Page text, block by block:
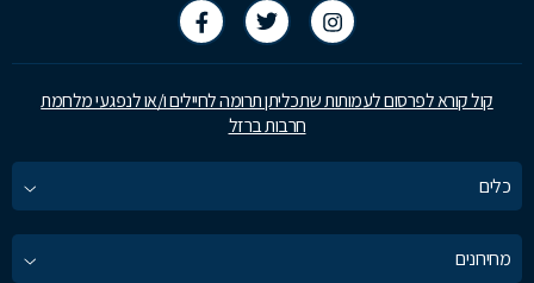
קול קורא לפרסום לעמותות שתכליתן תרומה לחיילים ו/או לנפגעי מלחמת
חרבות ברזל
כלים
מחירונים